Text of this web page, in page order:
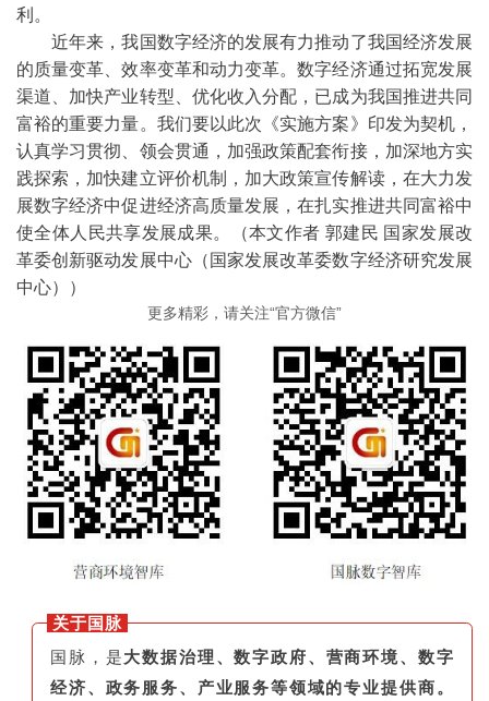
利。
近年来，我国数字经济的发展有力推动了我国经济发展
的质量变革、效率变革和动力变革。数字经济通过拓宽发展
渠道、加快产业转型、优化收入分配，已成为我国推进共同
富裕的重要力量。我们要以此次《实施方案》印发为契机，
认真学习贯彻、领会贯通，加强政策配套衔接，加深地方实
践探索，加快建立评价机制，加大政策宣传解读，在大力发
展数字经济中促进经济高质量发展，在扎实推进共同富裕中
使全体人民共享发展成果。（本文作者 郭建民 国家发展改
革委创新驱动发展中心（国家发展改革委数字经济研究发展
中心））
更多精彩，请关注“官方微信”
关于国脉
国脉，是大数据治理、数字政府、营商环境、数字
经济、政务服务、产业服务等领域的专业提供商。